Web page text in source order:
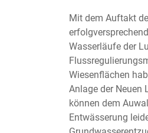
Mit dem Auftakt
Wasserläufe der
Wiesenflächen
Anlage der Neuen
können dem
Entwässerung